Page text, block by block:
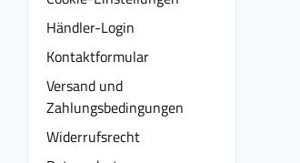
Händler-Login
Kontaktformular
Versand und
Zahlungsbedingungen
Widerrufsrecht